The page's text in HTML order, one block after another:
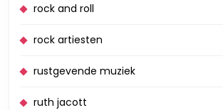
rock and roll
rock artiesten
rustgevende muziek
ruth jacott